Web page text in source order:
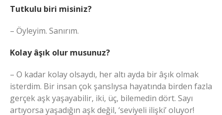
Tutkulu biri misiniz?
– Öyleyim. Sanırım.
Kolay âşık olur musunuz?
– O kadar kolay olsaydı, her altı ayda bir âşık olmak
isterdim. Bir insan çok şanslıysa hayatında birden fazla
gerçek aşk yaşayabilir, iki, üç, bilemedin dört. Sayı
artıyorsa yaşadığın aşk değil, ‘seviyeli ilişki’ oluyor!